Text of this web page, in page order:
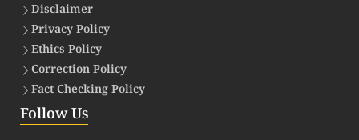
Disclaimer
Privacy Policy
Ethics Policy
Correction Policy
Fact Checking Policy
Follow Us